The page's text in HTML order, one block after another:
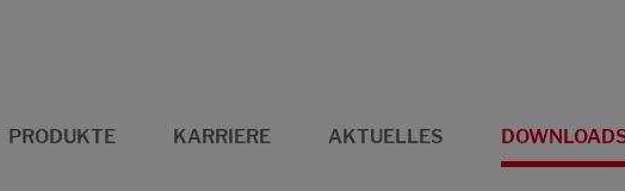
PRODUKTE KARRIERE AKTUELLES